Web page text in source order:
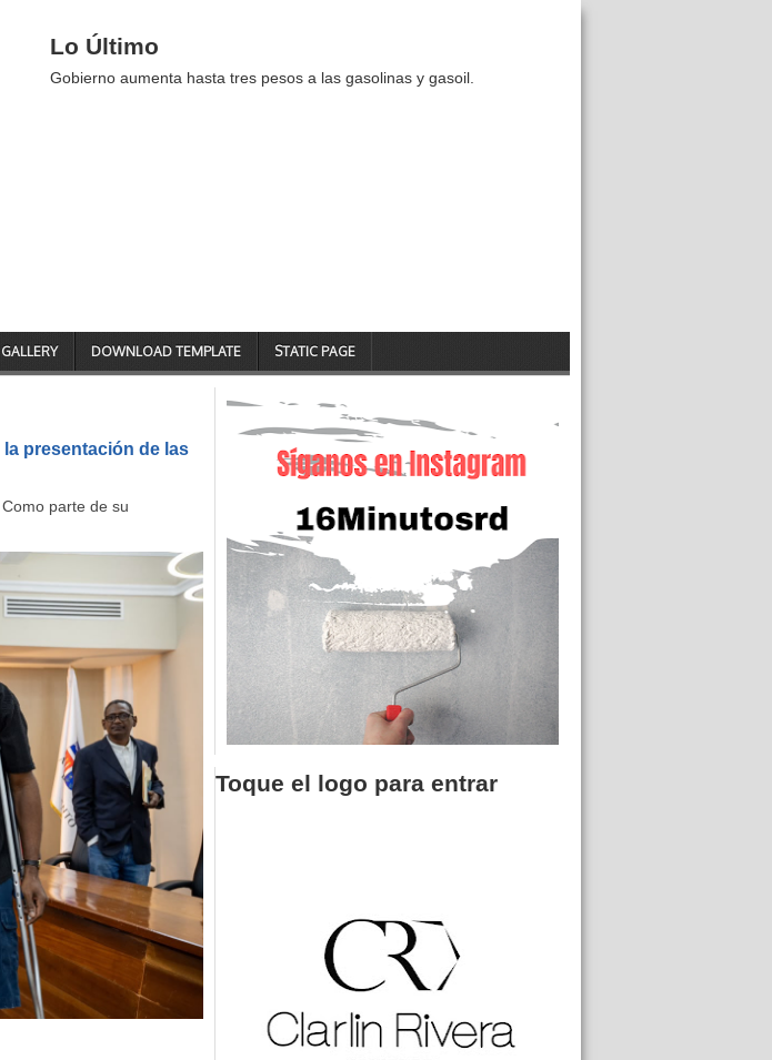
Lo Último
Gobierno aumenta hasta tres pesos a las gasolinas y gasoil.
GALLERY DOWNLOAD TEMPLATE STATIC PAGE
presentación de las
parte de su
Toque el logo para entrar